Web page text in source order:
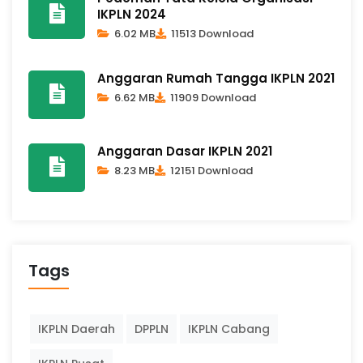
IKPLN 2024
6.02 MB 11513 Download
Anggaran Rumah Tangga IKPLN 2021
6.62 MB 11909 Download
Anggaran Dasar IKPLN 2021
8.23 MB 12151 Download
Tags
IKPLN Daerah DPPLN IKPLN Cabang